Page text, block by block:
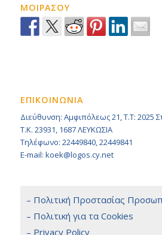
ΜΟΙΡΑΣΟΥ
ΕΠΙΚΟΙΝΩΝΙΑ
Διεύθυνση: Αμφιπόλεως 21, Τ.Τ: 2025
Τ.Κ. 23931, 1687 ΛΕΥΚΩΣΙΑ
Τηλέφωνο: 22449840, 22449841
E-mail: koek@logos.cy.net
– Πολιτική Προστασίας
– Πολιτική για τα Cookies
– Privacy Policy